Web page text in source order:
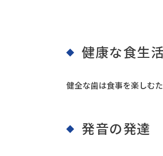
健康な食生
健全な歯は食事を楽しむ
発音の発達